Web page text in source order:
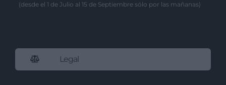
(desde el 1 de Julio al 15 de Septiembre sólo por las mañanas)
Legal